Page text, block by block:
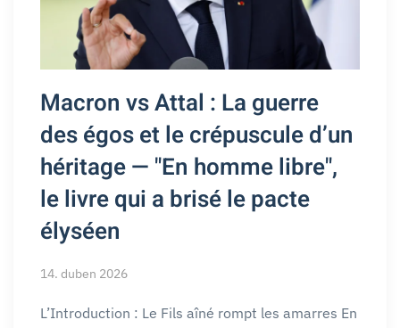
Macron vs Attal : La guerre
des égos et le crépuscule d’un
héritage — "En homme libre",
le livre qui a brisé le pacte
élyséen
14. duben 2026
L’Introduction : Le Fils aîné rompt les amarres En